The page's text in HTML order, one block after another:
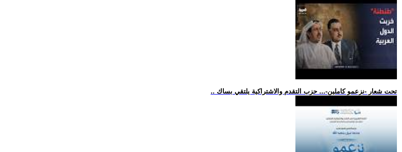
.. تحت شعار -نزعمو كاملين-... حزب التقدم والاشتراكية يلتقي بساك